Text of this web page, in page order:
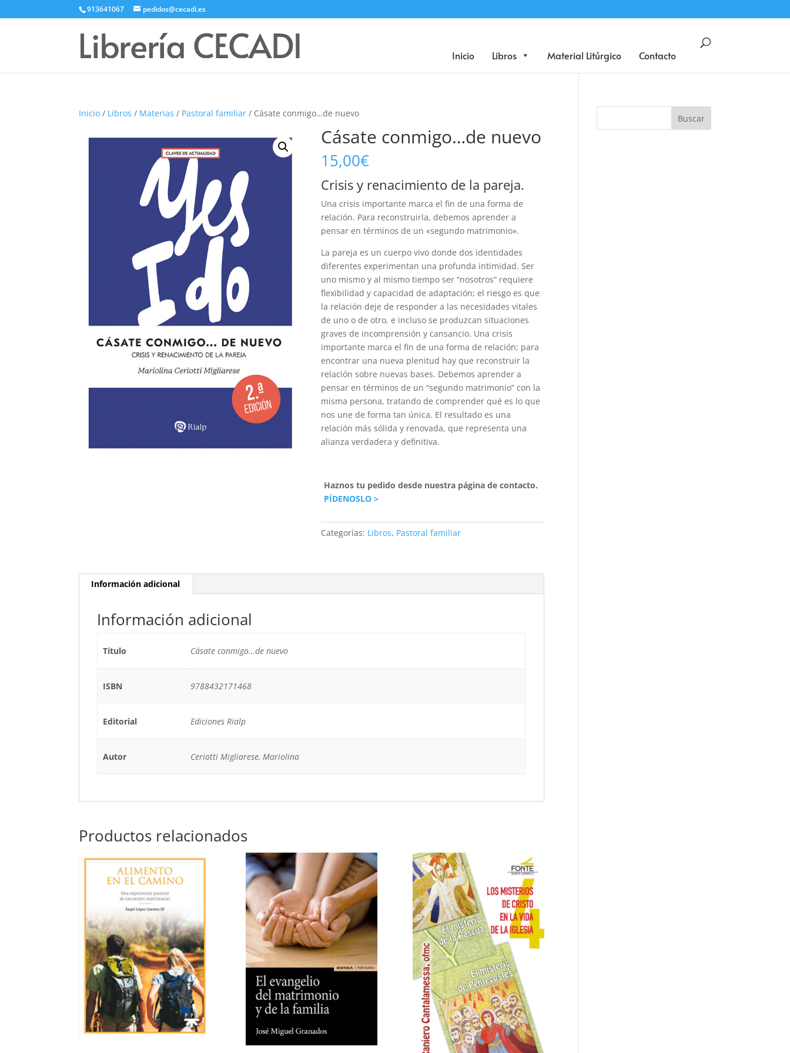
913641067 pedidos@cecadi.es
Inicio Libros Material Litúrgico Contacto
Búsqueda
Inicio / Libros / Materias / Pastoral familiar / Cásate conmigo…de nuevo
Cásate conmigo…de nuevo
15,00€
Crisis y renacimiento de la pareja.
Una crisis importante marca el fin de una forma de
relación. Para reconstruirla, debemos aprender a
pensar en términos de un «segundo matrimonio».
La pareja es un cuerpo vivo donde dos identidades
diferentes experimentan una profunda intimidad. Ser
uno mismo y al mismo tiempo ser “nosotros” requiere
flexibilidad y capacidad de adaptación; el riesgo es que
la relación deje de responder a las necesidades vitales
de uno o de otro, e incluso se produzcan situaciones
graves de incomprensión y cansancio. Una crisis
importante marca el fin de una forma de relación; para
encontrar una nueva plenitud hay que reconstruir la
relación sobre nuevas bases. Debemos aprender a
pensar en términos de un “segundo matrimonio” con la
misma persona, tratando de comprender qué es lo que
nos une de forma tan única. El resultado es una
relación más sólida y renovada, que representa una
alianza verdadera y definitiva.
Haznos tu pedido desde nuestra página de contacto.
PÍDENOSLO >
Categorías: Libros, Pastoral familiar
Información adicional
Información adicional
Título Cásate conmigo…de nuevo
ISBN 9788432171468
Editorial Ediciones Rialp
Autor Ceriotti Migliarese, Mariolina
Productos relacionados